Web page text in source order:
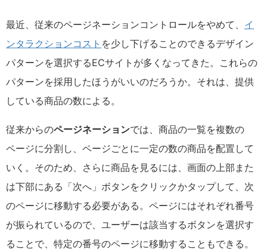
最近、従来のページネーションコントロールをやめて、 イ
ンタラクションコスト を少し下げることのできるデザイン
パターンを選択するECサイトが多くなってきた。これらの
パターンを採用したほうがいいのだろうか。それは、提供
している商品の数による。
従来からのページネーションでは、商品の一覧を複数の
ページに分割し、ページごとに一定の数の商品を配置して
いく。そのため、さらに商品を見るには、画面の上部また
は下部にある「次へ」ボタンをクリックかタップして、次
のページに移動する必要がある。ページにはそれぞれ番号
が振られているので、ユーザーは該当するボタンを選択す
ることで、特定の番号のページに移動することもできる。